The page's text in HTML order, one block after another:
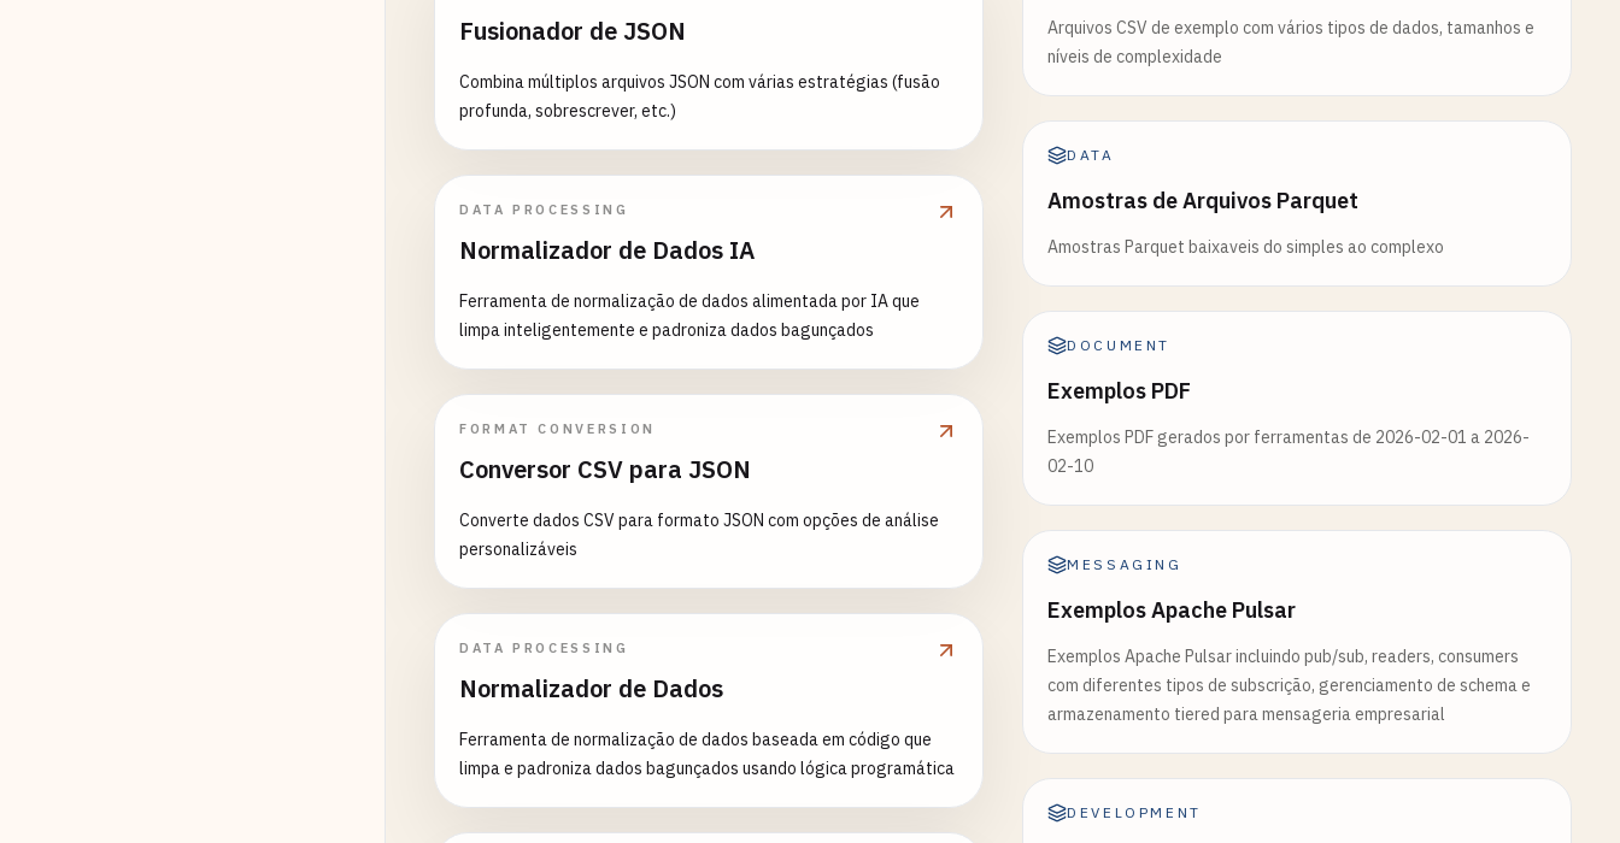
Fusionador de JSON
Combina múltiplos arquivos JSON com várias estratégias (fusão
profunda, sobrescrever, etc.)
DATA PROCESSING
Normalizador de Dados IA
Ferramenta de normalização de dados alimentada por IA que
limpa inteligentemente e padroniza dados bagunçados
FORMAT CONVERSION
Conversor CSV para JSON
Converte dados CSV para formato JSON com opções de análise
personalizáveis
DATA PROCESSING
Normalizador de Dados
Ferramenta de normalização de dados baseada em código que
limpa e padroniza dados bagunçados usando lógica programática
Arquivos CSV de exemplo com vários tipos de dados, tamanhos e
níveis de complexidade
DATA
Amostras de Arquivos Parquet
Amostras Parquet baixaveis do simples ao complexo
DOCUMENT
Exemplos PDF
Exemplos PDF gerados por ferramentas de 2026-02-01 a 2026-
02-10
MESSAGING
Exemplos Apache Pulsar
Exemplos Apache Pulsar incluindo pub/sub, readers, consumers
com diferentes tipos de subscrição, gerenciamento de schema e
armazenamento tiered para mensageria empresarial
DEVELOPMENT